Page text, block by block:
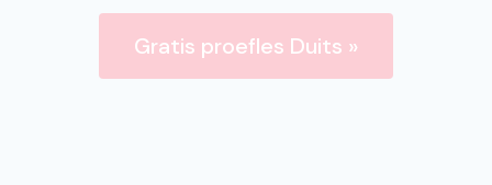
Gratis proefles Duits »